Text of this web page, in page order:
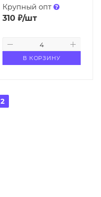
Крупный опт
310₽/шт
В КОРЗИНУ
2